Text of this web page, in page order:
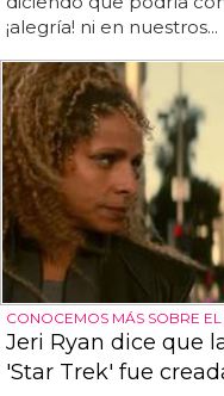
¡alegría! ni en nuestros...
CONOCEMOS MÁS SOBRE
Jeri Ryan dice que
'Star Trek' fue